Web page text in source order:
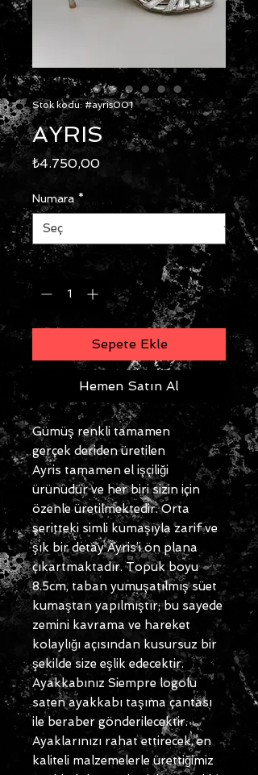
Stok kodu: #ayris001
AYRIS
₺4.750,00Fiyat
Numara *
Adet
Sepete Ekle
Hemen Satın Al
Gümüş renkli tamamen
gerçek deriden üretilen
Ayris tamamen el işçiliği
ürünüdür ve her biri sizin için
özenle üretilmektedir. Orta
şeritteki simli kumaşıyla zarif ve
şık bir detay Ayris’i ön plana
çıkartmaktadır. Topuk boyu
8.5cm, taban yumuşatılmış süet
kumaştan yapılmıştır; bu sayede
zemini kavrama ve hareket
kolaylığı açısından kusursuz bir
şekilde size eşlik edecektir.
Ayakkabınız Siempre logolu
saten ayakkabı taşıma çantası
ile beraber gönderilecektir.
Ayaklarınızı rahat ettirecek, en
kaliteli malzemelerle ürettiğimiz